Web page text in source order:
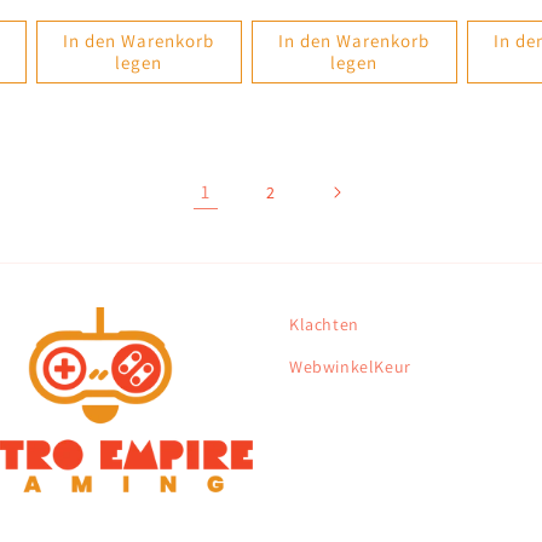
Preis
In den Warenkorb
legen
Preis
In den Warenkorb
legen
In
1 2
Klachten
WebwinkelKeur